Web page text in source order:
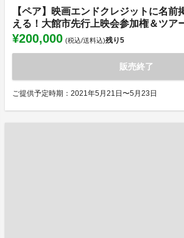
【ペア】映画エンドクレジットに名前
える！大館市先行上映会参加権＆ツア
¥200,000 (税込/送料込)残り5
販売終了
ご提供予定時期：2021年5月21日〜5月23日